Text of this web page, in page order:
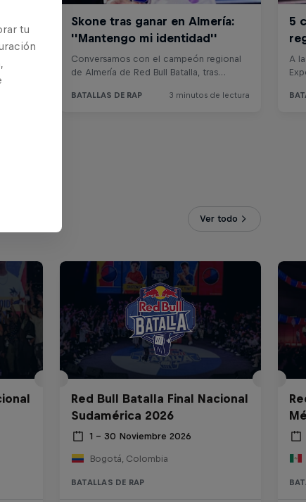
Ver todo
Red Bull Batalla Final Nacional
Sudamérica 2026
1 – 30 Noviembre 2026
Bogotá, Colombia
BATALLAS DE RAP
tu